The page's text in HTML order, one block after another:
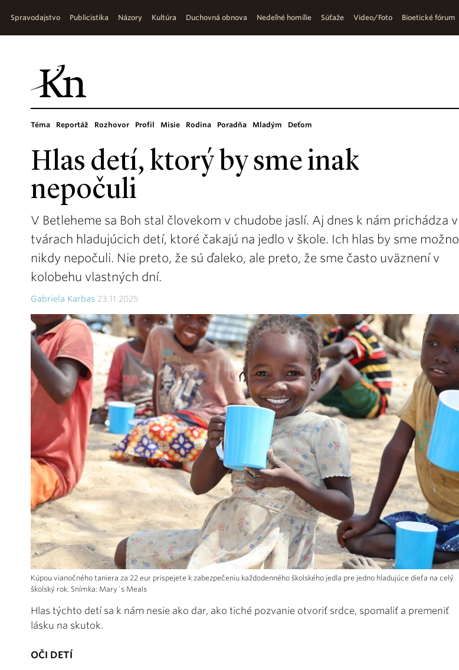
Spravodajstvo Publicistika Názory Kultúra Duchovná obnova Nedeľné homílie Súťaže Video/Foto Bioetické fórum
Téma Reportáž Rozhovor Profil Misie Rodina Poradňa Mladým Deťom
Hlas detí, ktorý by sme inak
nepočuli
V Betleheme sa Boh stal človekom v chudobe jaslí. Aj dnes k nám prichádza v
tvárach hladujúcich detí, ktoré čakajú na jedlo v škole. Ich hlas by sme možno
nikdy nepočuli. Nie preto, že sú ďaleko, ale preto, že sme často uväznení v
kolobehu vlastných dní.
Gabriela Karbas 23.11.2025
Kúpou vianočného taniera za 22 eur prispejete k zabezpečeniu každodenného školského jedla pre jedno hladujúce dieťa na celý
školský rok. Snímka: Mary´s Meals
Hlas týchto detí sa k nám nesie ako dar, ako tiché pozvanie otvoriť srdce, spomaliť a premeniť
lásku na skutok.
OČI DETÍ